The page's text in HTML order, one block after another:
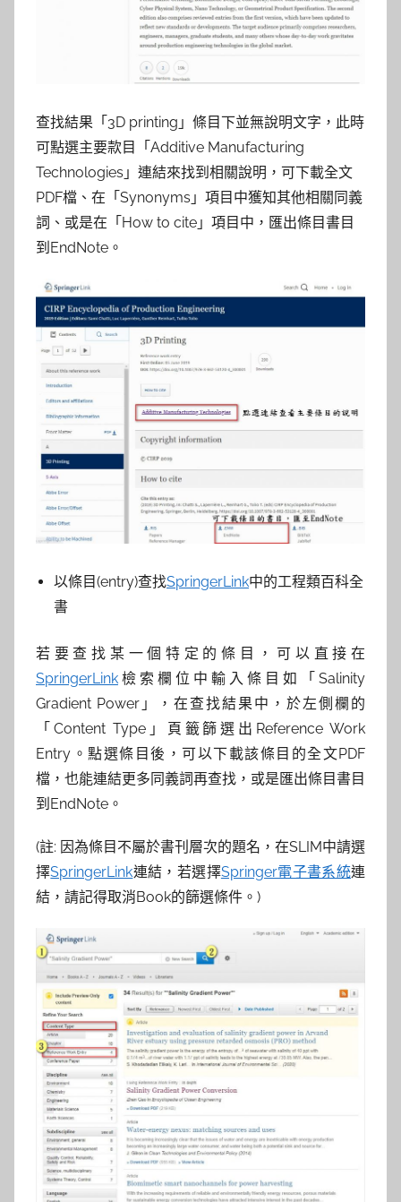
查找結果「3D printing」條目下並無說明文字，此時
可點選主要款目「Additive Manufacturing
Technologies」連結來找到相關說明，可下載全文
PDF檔、在「Synonyms」項目中獲知其他相關同義
詞、或是在「How to cite」項目中，匯出條目書目
到EndNote。
以條目(entry)查找SpringerLink中的工程類百科全
書
若要查找某一個特定的條目，可以直接在
SpringerLink 檢索欄位中輸入條目如「Salinity
Gradient Power」，在查找結果中，於左側欄的
「Content Type」頁籤篩選出Reference Work
Entry。點選條目後，可以下載該條目的全文PDF
檔，也能連結更多同義詞再查找，或是匯出條目書目
到EndNote。
(註: 因為條目不屬於書刊層次的題名，在SLIM中請選
擇SpringerLink連結，若選擇Springer電子書系統連
結，請記得取消Book的篩選條件。)